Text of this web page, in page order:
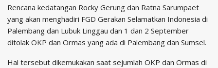
Rencana kedatangan Rocky Gerung dan Ratna Sarumpaet
yang akan menghadiri FGD Gerakan Selamatkan Indonesia di
Palembang dan Lubuk Linggau dan 1 dan 2 September
ditolak OKP dan Ormas yang ada di Palembang dan Sumsel.
Hal tersebut dikemukakan saat sejumlah OKP dan Ormas di